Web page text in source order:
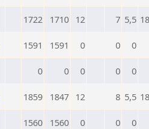
1722 1710 12 7 5,5
1591 1591 0 0 0
0 0 0 0 0
1859 1847 12 8 5,5
1560 1560 0 0 0